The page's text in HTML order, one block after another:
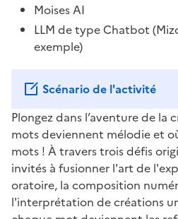
Moises AI
LLM de type Chatbot
exemple)
Scénario de l'activité
Plongez dans l’aventure de la
mots deviennent mélodie et
mots ! À travers trois défis
invités à fusionner l'art de
oratoire, la composition
l'interprétation de créations